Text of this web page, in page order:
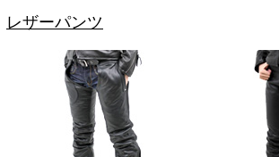
レザーパンツ